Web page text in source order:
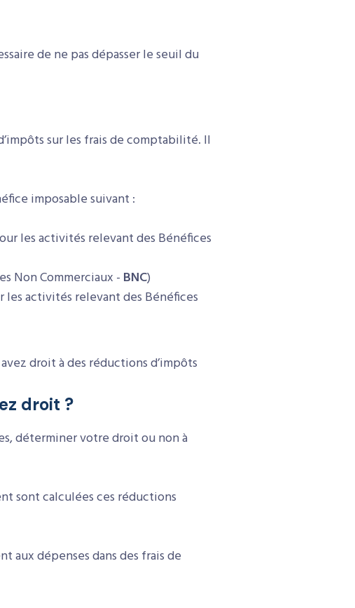
de ne pas dépasser le seuil du
sur les frais de comptabilité. Il
imposable suivant :
les activités relevant des Bénéfices
Non Commerciaux - BNC)
activités relevant des Bénéfices
droit à des réductions d’impôts
droit ?
déterminer votre droit ou non à
sont calculées ces réductions
aux dépenses dans des frais de